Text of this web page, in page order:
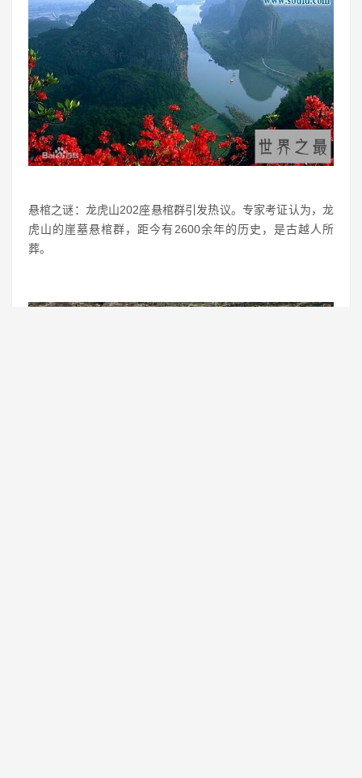
悬棺之谜：龙虎山202座悬棺群引发热议。专家考证认为，龙
虎山的崖墓悬棺群，距今有2600余年的历史，是古越人所
葬。